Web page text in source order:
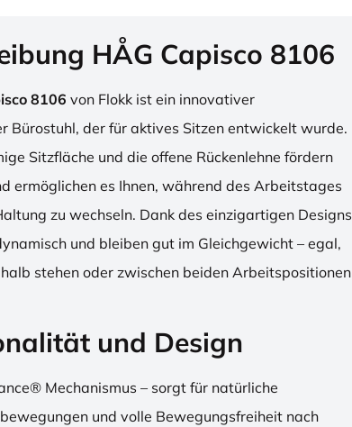
HÅG Capisco 8106
8106 von Flokk ist ein innovativer
Bürostuhl, der für aktives Sitzen entwickelt wurde.
Sitzfläche und die offene Rückenlehne fördern
ermöglichen es Ihnen, während des Arbeitstages
zu wechseln. Dank des einzigartigen Designs
und bleiben gut im Gleichgewicht – egal,
stehen oder zwischen beiden Arbeitspositionen
und Design
Mechanismus – sorgt für natürliche
und volle Bewegungsfreiheit nach